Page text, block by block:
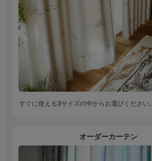
すぐに使える3サイズの中からお選びください。
オーダーカーテン